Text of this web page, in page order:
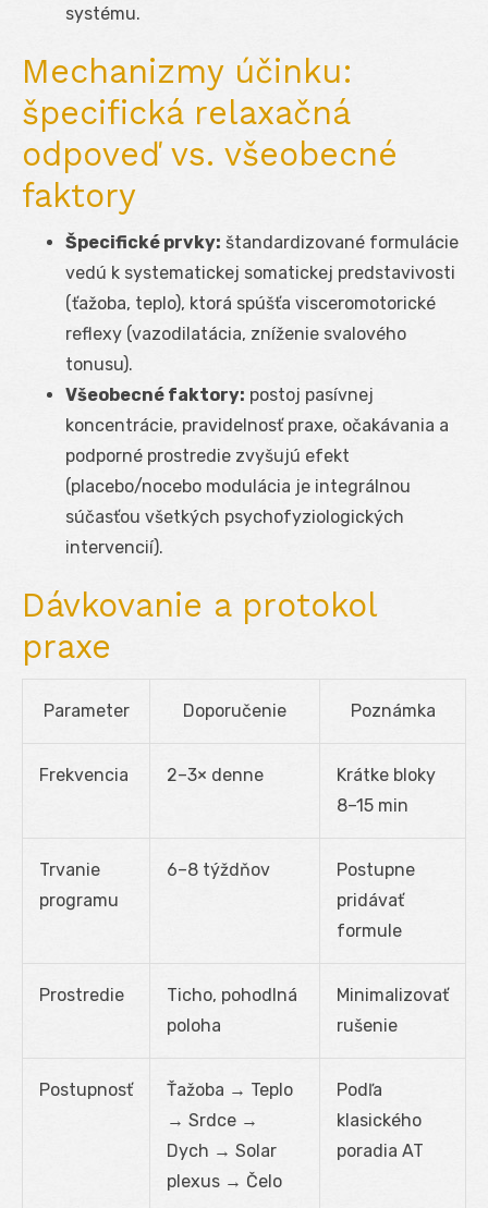
systému.
Mechanizmy účinku:
špecifická relaxačná
odpoveď vs. všeobecné
faktory
Špecifické prvky: štandardizované formulácie
vedú k systematickej somatickej predstavivosti
(ťažoba, teplo), ktorá spúšťa visceromotorické
reflexy (vazodilatácia, zníženie svalového
tonusu).
Všeobecné faktory: postoj pasívnej
koncentrácie, pravidelnosť praxe, očakávania a
podporné prostredie zvyšujú efekt
(placebo/nocebo modulácia je integrálnou
súčasťou všetkých psychofyziologických
intervencií).
Dávkovanie a protokol
praxe
Parameter Doporučenie Poznámka
Frekvencia 2–3× denne
Krátke bloky
8–15 min
Trvanie
programu
6–8 týždňov
Postupne
pridávať
formule
Prostredie
Ticho, pohodlná
poloha
Minimalizovať
rušenie
Postupnosť
Ťažoba → Teplo
→ Srdce →
Dych → Solar
plexus → Čelo
Podľa
klasického
poradia AT